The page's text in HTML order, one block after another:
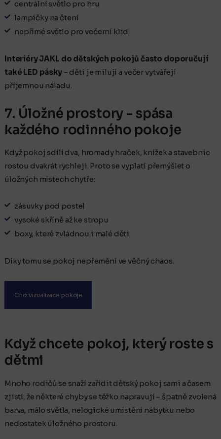
centrální světlo pro hru
lampičky na čtení
nepřímé světlo pro večerní klid
Interiéry JAKL do dětských pokojů často doporučují
také LED pásky– děti je milují a večer vytvářejí
příjemnou náladu.
7. Úložné prostory - spása
každého rodinného pokoje
Když pokoj sdílí dva, hromady hraček, knížek a stavebnic
rostou dvakrát rychleji. Proto se vyplatí přemýšlet o
úložných místech chytře:
zásuvky pod postel
vysoké skříně až ke stropu
boxy, které zvládnou i malé děti
Díky tomu se pokoj nepřemění ve věčný chaos.
Chci vizualizace pokoje
Když chcete pokoj, který roste s
dětmi
Mnoho rodičů se snaží zařídit dětský pokoj sami a časem
zjistí, že některé chyby se těžko napravují – špatně zvolená
barva, málo světla, nelogické umístění nábytku nebo
nedostatek úložného prostoru.